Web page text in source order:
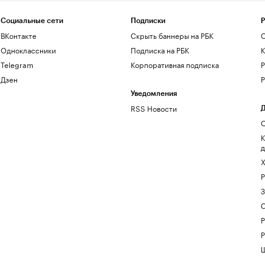
Социальные сети
ВКонтакте
Одноклассники
Telegram
Дзен
Подписки
Скрыть баннеры на РБК
Подписка на РБК
Корпоративная подписка
Уведомления
RSS Новости